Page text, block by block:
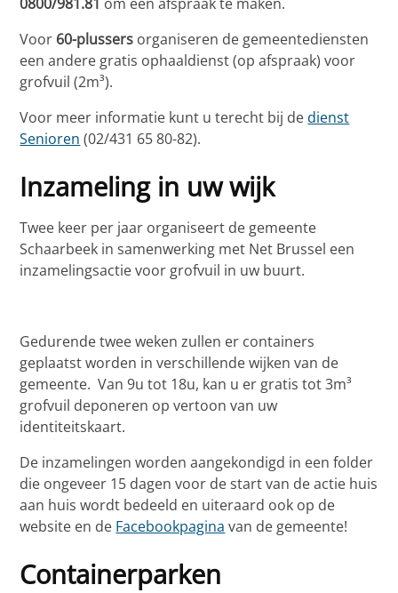
Voor 60-plussers organiseren de gemeentediensten
een andere gratis ophaaldienst (op afspraak) voor
grofvuil (2m³).
Voor meer informatie kunt u terecht bij dedienst
Senioren (02/431 65 80-82).
Inzameling in uw wijk
Twee keer per jaar organiseert de gemeente
Schaarbeek in samenwerking met Net Brussel een
inzamelingsactie voor grofvuil in uw buurt.
Gedurende twee weken zullen er containers
geplaatst worden in verschillende wijken van de
gemeente. Van 9u tot 18u, kan u er gratis tot 3m³
grofvuil deponeren op vertoon van uw
identiteitskaart.
De inzamelingen worden aangekondigd in een folder
die ongeveer 15 dagen voor de start van de actie huis
aan huis wordt bedeeld en uiteraard ook op de
website en de Facebookpagina van de gemeente!
Containerparken